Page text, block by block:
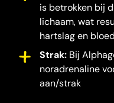
is betrokken bij
lichaam, wat
hartslag en
Strak: Bij
noradrenaline
aan/strak